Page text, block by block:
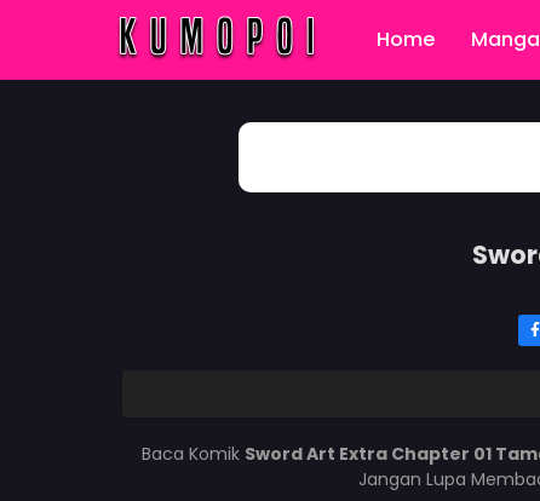
Home
Baca Komik Sword Art Extra Chapter 01
Jangan Lupa